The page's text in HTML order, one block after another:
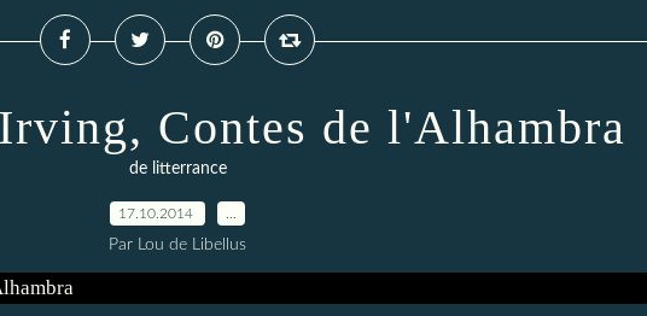
Contes de l'Alhambra
de litterrance
17.10.2014
Par Lou de Libellus